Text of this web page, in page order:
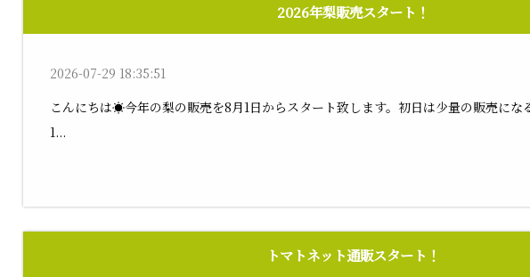
2026年梨販売スタート！
2026-07-29 18:35:51
こんにちは☀今年の梨の販売を8月1日からスタート致します。初日は少量の販売にな
1...
トマトネット通販スタート！